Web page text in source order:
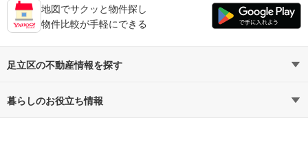
地図でサクッと物件探し
物件比較が手軽にできる
足立区の不動産情報を探す
不動産・住宅
暮らしのお役立ち情報